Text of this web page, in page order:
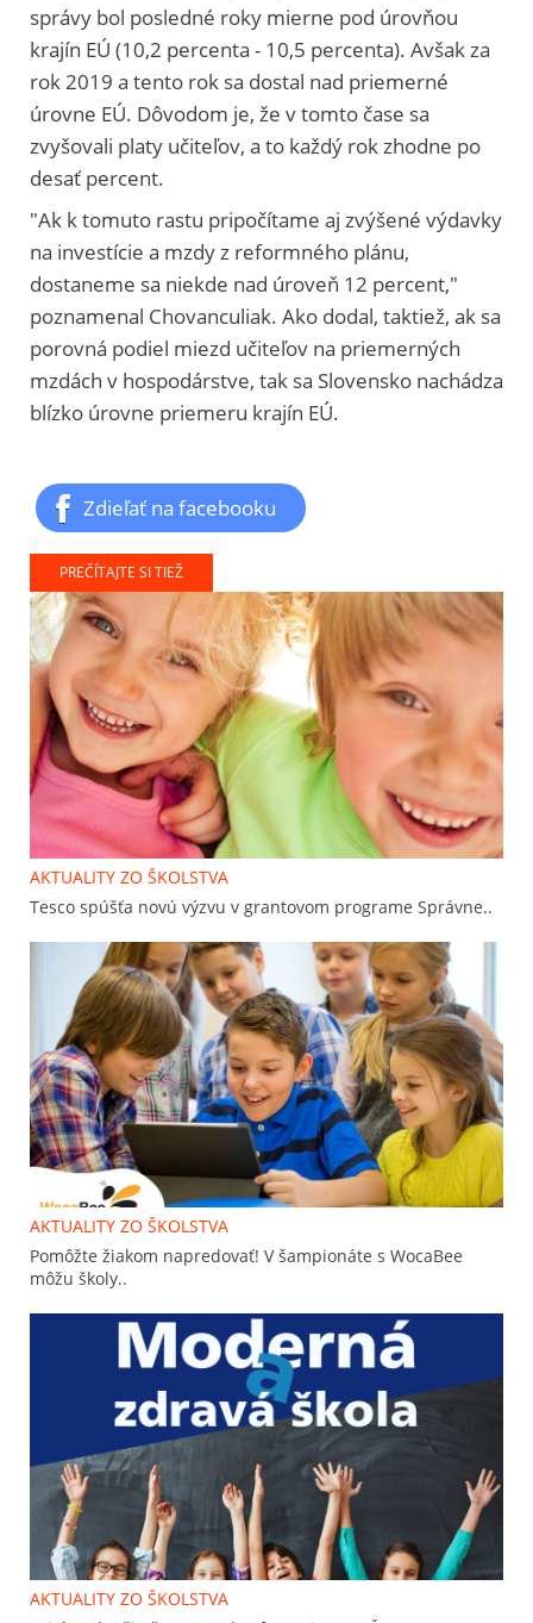
správy bol posledné roky mierne pod úrovňou
krajín EÚ (10,2 percenta - 10,5 percenta). Avšak za
rok 2019 a tento rok sa dostal nad priemerné
úrovne EÚ. Dôvodom je, že v tomto čase sa
zvyšovali platy učiteľov, a to každý rok zhodne po
desať percent.
"Ak k tomuto rastu pripočítame aj zvýšené výdavky
na investície a mzdy z reformného plánu,
dostaneme sa niekde nad úroveň 12 percent,"
poznamenal Chovanculiak. Ako dodal, taktiež, ak sa
porovná podiel miezd učiteľov na priemerných
mzdách v hospodárstve, tak sa Slovensko nachádza
blízko úrovne priemeru krajín EÚ.
Zdieľať na facebooku
PREČÍTAJTE SI TIEŽ
AKTUALITY ZO ŠKOLSTVA
Tesco spúšťa novú výzvu v grantovom programe Správne..
AKTUALITY ZO ŠKOLSTVA
Pomôžte žiakom napredovať! V šampionáte s WocaBee
môžu školy..
AKTUALITY ZO ŠKOLSTVA